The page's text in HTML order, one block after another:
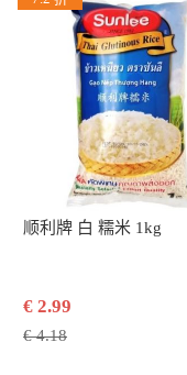
顺利牌 白 糯米 1kg
€ 2.99
€ 4.18